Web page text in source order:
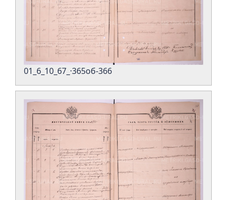
01_6_10_67_·365об-366